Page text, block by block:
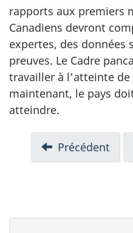
rapports aux premiers
Canadiens devront
expertes, des données
preuves. Le Cadre
travailler à l’atteinte
maintenant, le pays
atteindre.
Précédent